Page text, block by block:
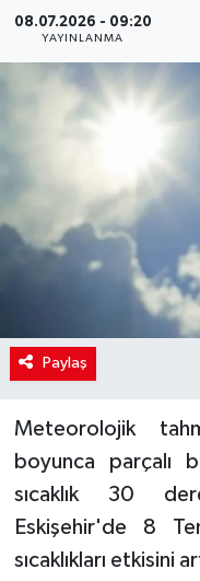
08.07.2026 - 09:20
YAYINLANMA
Paylaş
Meteorolojik
boyunca parçalı
sıcaklık 30
Eskişehir'de 8
sıcaklıkları etkisini